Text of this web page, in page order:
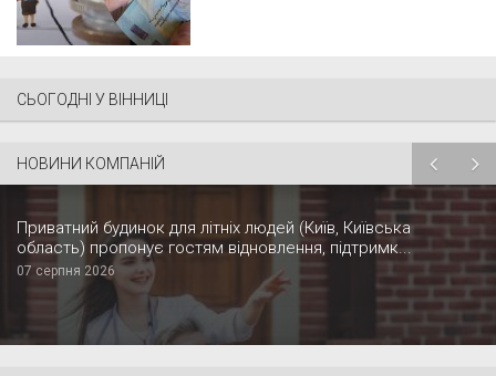
СЬОГОДНІ У ВІННИЦІ
НОВИНИ КОМПАНІЙ
Приватний будинок для літніх людей (Київ, Київська
область) пропонує гостям відновлення, підтримк...
07 серпня 2026